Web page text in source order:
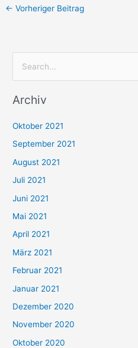
← Vorheriger Beitrag
c
n
n
a
c
h
:
Archiv
Oktober 2021
September 2021
August 2021
Juli 2021
Juni 2021
Mai 2021
April 2021
März 2021
Februar 2021
Januar 2021
Dezember 2020
November 2020
Oktober 2020